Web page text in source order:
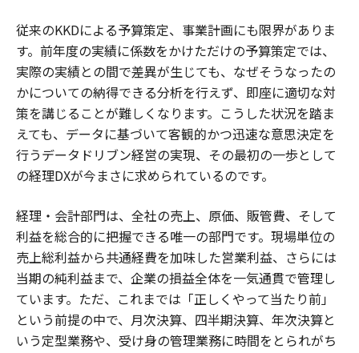
従来のKKDによる予算策定、事業計画にも限界がありま
す。前年度の実績に係数をかけただけの予算策定では、
実際の実績との間で差異が生じても、なぜそうなったの
かについての納得できる分析を行えず、即座に適切な対
策を講じることが難しくなります。こうした状況を踏ま
えても、データに基づいて客観的かつ迅速な意思決定を
行うデータドリブン経営の実現、その最初の一歩として
の経理DXが今まさに求められているのです。
経理・会計部門は、全社の売上、原価、販管費、そして
利益を総合的に把握できる唯一の部門です。現場単位の
売上総利益から共通経費を加味した営業利益、さらには
当期の純利益まで、企業の損益全体を一気通貫で管理し
ています。ただ、これまでは「正しくやって当たり前」
という前提の中で、月次決算、四半期決算、年次決算と
いう定型業務や、受け身の管理業務に時間をとられがち